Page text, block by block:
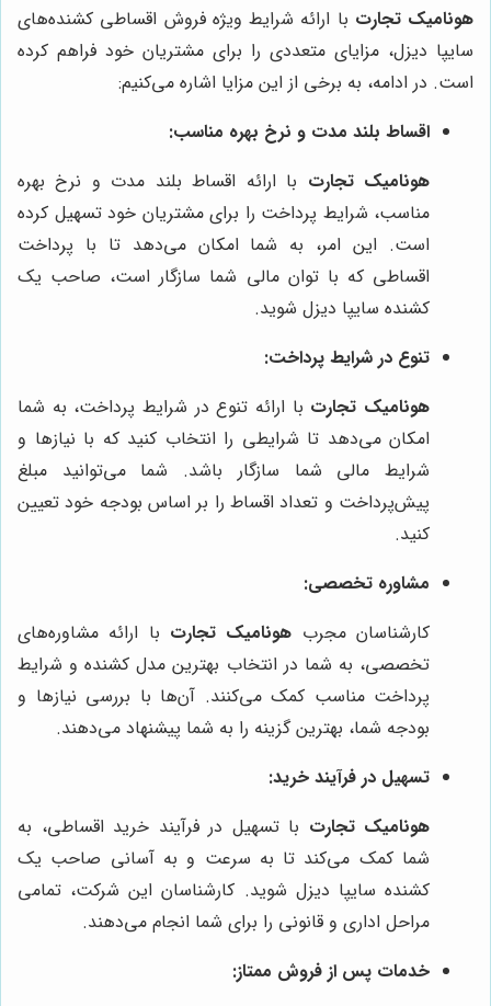
هونامیک تجارت با ارائه شرایط ویژه فروش اقساطی کشنده‌های
سایپا دیزل، مزایای متعددی را برای مشتریان خود فراهم کرده
است. در ادامه، به برخی از این مزایا اشاره می‌کنیم:
اقساط بلند مدت و نرخ بهره مناسب:
هونامیک تجارت با ارائه اقساط بلند مدت و نرخ بهره
مناسب، شرایط پرداخت را برای مشتریان خود تسهیل کرده
است. این امر، به شما امکان می‌دهد تا با پرداخت
اقساطی که با توان مالی شما سازگار است، صاحب یک
کشنده سایپا دیزل شوید.
تنوع در شرایط پرداخت:
هونامیک تجارت با ارائه تنوع در شرایط پرداخت، به شما
امکان می‌دهد تا شرایطی را انتخاب کنید که با نیازها و
شرایط مالی شما سازگار باشد. شما می‌توانید مبلغ
پیش‌پرداخت و تعداد اقساط را بر اساس بودجه خود تعیین
کنید.
مشاوره تخصصی:
کارشناسان مجرب هونامیک تجارت با ارائه مشاوره‌های
تخصصی، به شما در انتخاب بهترین مدل کشنده و شرایط
پرداخت مناسب کمک می‌کنند. آن‌ها با بررسی نیازها و
بودجه شما، بهترین گزینه را به شما پیشنهاد می‌دهند.
تسهیل در فرآیند خرید:
هونامیک تجارت با تسهیل در فرآیند خرید اقساطی، به
شما کمک می‌کند تا به سرعت و به آسانی صاحب یک
کشنده سایپا دیزل شوید. کارشناسان این شرکت، تمامی
مراحل اداری و قانونی را برای شما انجام می‌دهند.
خدمات پس از فروش ممتاز: